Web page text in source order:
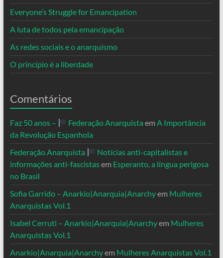
Everyone’s Struggle for Emancipation
A luta de todos pela emancipação
As redes sociais e o anarquismo
O princípio é a liberdade
Comentários
Faz 50 anos – Federação Anarquista em A Importância
da Revolução Espanhola
Federação Anarquista
Notícias anti-capitalistas e
informações anti-fascistasem Esperanto, a língua perigosa
no Brasil
Sofia Garrido – Anarkio|Anarquia|Anarchyem Mulheres
Anarquistas Vol.1
Isabel Cerruti – Anarkio|Anarquia|Anarchyem Mulheres
Anarquistas Vol.1
Anarkio|Anarquia|Anarchyem Mulheres Anarquistas Vol.1